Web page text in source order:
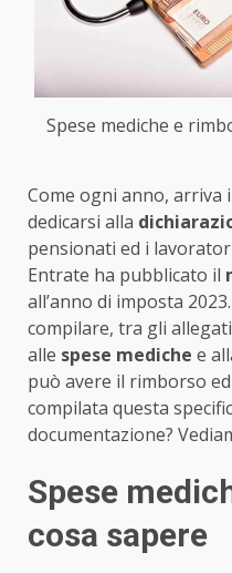
Spese mediche e
Come ogni anno, arriva
dedicarsi alla
pensionati ed i
Entrate ha pubblicato il
all’anno di imposta
compilare, tra gli
alle spese mediche e
può avere il rimborso
compilata questa
documentazione?
Spese
cosa sapere